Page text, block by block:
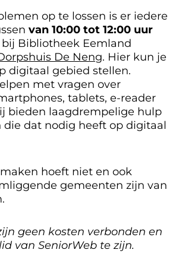
op te lossen is er iedere
van 10:00 tot 12:00 uur
Bibliotheek Eemland
De Neng. Hier kun je
digitaal gebied stellen.
met vragen over
tablets, e-reader
bieden laagdrempelige hulp
die dat nodig heeft op digitaal
hoeft niet en ook
gemeenten zijn van
geen kosten verbonden en
van SeniorWeb te zijn.